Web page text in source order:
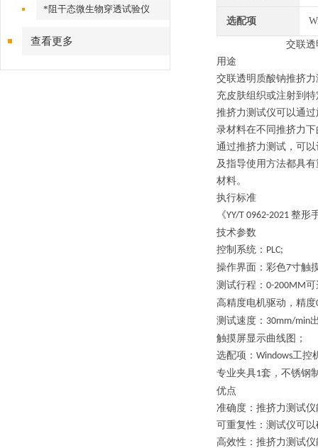
*阻干态微生物穿透试验仪
查看更多
选配项
交联
用途
交联透明质酸钠推挤
充皮肤组织或注射到
推挤力测试仪可以通
录材料在不同推挤力
通过推挤力测试，可
及指导使用方法都具
材料。
执行标准
《YY/T 0962-2021 整形
技术参数
控制系统： PLC;
操作界面：彩色7寸触
测试行程： 0-200MM可
高精度电机驱动，精度
测试速度： 30mm/min
触摸屏显示曲线图；
选配项： Windows工控
专业夹具1套，不锈钢
优点
准确度：推挤力测试
可重复性：测试仪可
高效性：推挤力测试